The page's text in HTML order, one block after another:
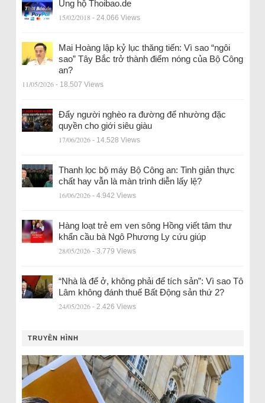
Ủng hộ Thoibao.de
15/02/2018 - 24.066 Views
Mai Hoàng lập kỷ lục thăng tiến: Vì sao “ngôi
sao” Tây Bắc trở thành điểm nóng của Bộ Công
an?
11/05/2026 - 18.507 Views
Đẩy người nghèo ra đường để nhường đặc
quyền cho giới siêu giàu
17/06/2026 - 14.528 Views
Thanh lọc bộ máy Bộ Công an: Tinh giản thực
chất hay vẫn là màn trình diễn lấy lệ?
16/06/2026 - 4.942 Views
Hàng loạt trẻ em ven sông Hồng viết tâm thư
khẩn cầu bà Ngô Phương Ly cứu giúp
28/05/2026 - 3.779 Views
“Nhà là để ở, không phải để tích sản”: Vì sao Tô
Lâm không đánh thuế Bất Động sản thứ 2?
24/05/2026 - 2.426 Views
TRUYỀN HÌNH